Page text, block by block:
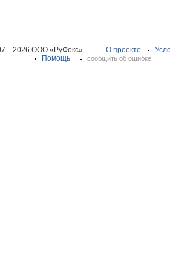
ООО «РуФокс» О проекте
Помощь
сообщить об ошибке